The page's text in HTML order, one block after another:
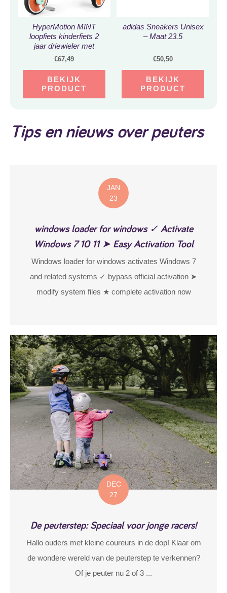
HyperMotion MINT
loopfiets kinderfiets 2
jaar driewieler met
duwstang jongens kinder
driewielers jongen
meisje step peuter
€67,49
BEKIJK
PRODUCT
adidas Sneakers Unisex
– Maat 23.5
€50,50
BEKIJK
PRODUCT
Tips en nieuws over peuters
JAN
23
windows loader for windows ✓ Activate
Windows 7 10 11 ➤ Easy Activation Tool
Windows loader for windows activates Windows 7
and related systems ✓ bypass official activation ➤
modify system files ★ complete activation now
DEC
27
De peuterstep: Speciaal voor jonge racers!
Hallo ouders met kleine coureurs in de dop! Klaar om
de wondere wereld van de peuterstep te verkennen?
Of je peuter nu 2 of 3 ...